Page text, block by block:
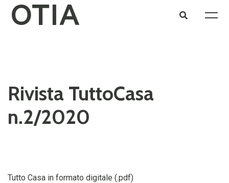
Rivista TuttoCasa
n.2/2020
Tutto Casa in formato digitale (.pdf)